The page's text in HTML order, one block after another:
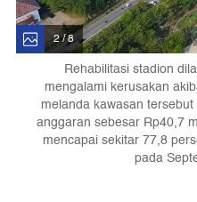
2 / 8
Rehabilitasi stadion
mengalami kerusakan
melanda kawasan
anggaran sebesar Rp40,7
mencapai sekitar 77,8
pada